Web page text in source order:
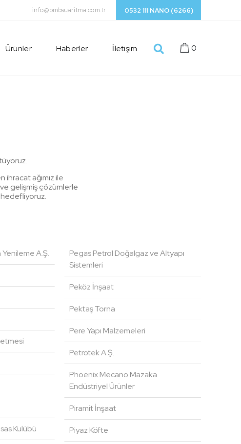
info@bmbsuaritma.com.tr 0532 111 NANO (6266)
Ürünler Haberler İletişim 0
ağımız ile
gelişmiş çözümlerle
hedefliyoruz.
A.Ş.
Kulübü
Pegas Petrol Doğalgaz ve Altyapı
Sistemleri
Peköz İnşaat
Pektaş Torna
Pere Yapı Malzemeleri
Petrotek A.Ş.
Phoenix Mecano Mazaka
Endüstriyel Ürünler
Piramit İnşaat
Piyaz Köfte